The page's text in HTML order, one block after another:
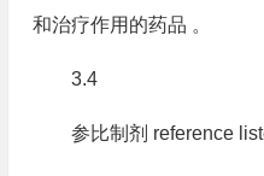
和治疗作用的药品 。
3.4
参比制剂 reference